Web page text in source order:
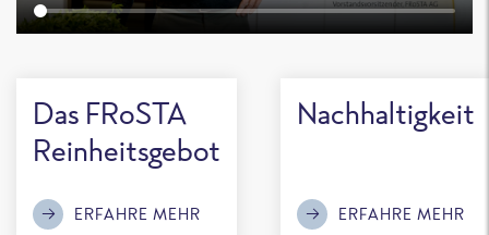
Das FRoSTA
Reinheitsgebot
ERFAHRE MEHR
Nachhaltigkeit
ERFAHRE MEHR